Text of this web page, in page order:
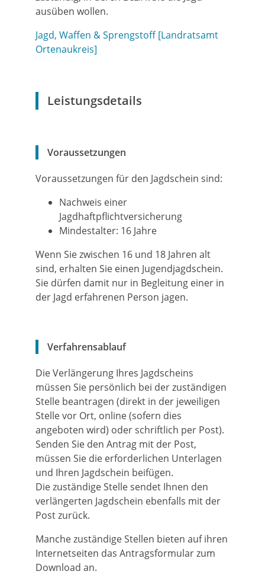
ausüben wollen.
Jagd, Waffen & Sprengstoff [Landratsamt
Ortenaukreis]
Leistungsdetails
Voraussetzungen
Voraussetzungen für den Jagdschein sind:
Nachweis einer
Jagdhaftpflichtversicherung
Mindestalter: 16 Jahre
Wenn Sie zwischen 16 und 18 Jahren alt
sind, erhalten Sie einen Jugendjagdschein.
Sie dürfen damit nur in Begleitung einer in
der Jagd erfahrenen Person jagen.
Verfahrensablauf
Die Verlängerung Ihres Jagdscheins
müssen Sie persönlich bei der zuständigen
Stelle beantragen (direkt in der jeweiligen
Stelle vor Ort, online (sofern dies
angeboten wird) oder schriftlich per Post).
Senden Sie den Antrag mit der Post,
müssen Sie die erforderlichen Unterlagen
und Ihren Jagdschein beifügen.
Die zuständige Stelle sendet Ihnen den
verlängerten Jagdschein ebenfalls mit der
Post zurück.
Manche zuständige Stellen bieten auf ihren
Internetseiten das Antragsformular zum
Download an.